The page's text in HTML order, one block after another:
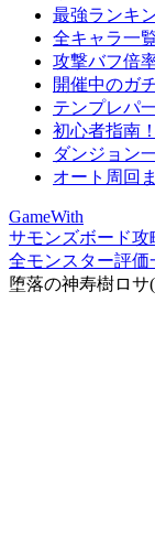
最強ランキ
全キャラ一
攻撃バフ倍
開催中のガ
テンプレパ
初心者指南！
ダンジョン
オート周回
GameWith
サモンズボード攻
全モンスター評価
堕落の神寿樹ロ